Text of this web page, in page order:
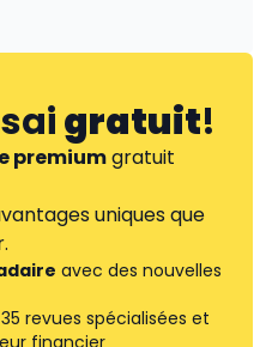
gratuit!
premiumgratuit
uniques que
avec des nouvelles
revues spécialisées et